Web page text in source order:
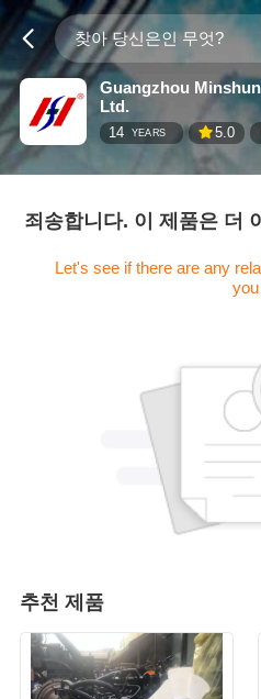
Guangzhou
Ltd.
14 YEARS 5.0
죄송합니다. 이 제품은 더
Let's see if there are any
you
추천 제품